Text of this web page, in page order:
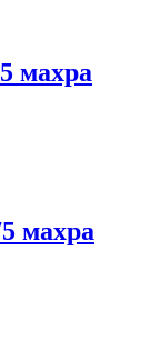
махра
махра